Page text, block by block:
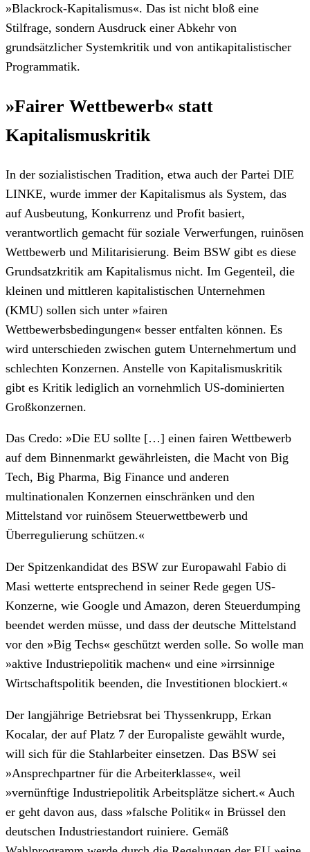
»Blackrock-Kapitalismus«. Das ist nicht bloß eine
Stilfrage, sondern Ausdruck einer Abkehr von
grundsätzlicher Systemkritik und von antikapitalistischer
Programmatik.
»Fairer Wettbewerb« statt
Kapitalismuskritik
In der sozialistischen Tradition, etwa auch der Partei DIE
LINKE, wurde immer der Kapitalismus als System, das
auf Ausbeutung, Konkurrenz und Profit basiert,
verantwortlich gemacht für soziale Verwerfungen, ruinösen
Wettbewerb und Militarisierung. Beim BSW gibt es diese
Grundsatzkritik am Kapitalismus nicht. Im Gegenteil, die
kleinen und mittleren kapitalistischen Unternehmen
(KMU) sollen sich unter »fairen
Wettbewerbsbedingungen« besser entfalten können. Es
wird unterschieden zwischen gutem Unternehmertum und
schlechten Konzernen. Anstelle von Kapitalismuskritik
gibt es Kritik lediglich an vornehmlich US-dominierten
Großkonzernen.
Das Credo: »Die EU sollte […] einen fairen Wettbewerb
auf dem Binnenmarkt gewährleisten, die Macht von Big
Tech, Big Pharma, Big Finance und anderen
multinationalen Konzernen einschränken und den
Mittelstand vor ruinösem Steuerwettbewerb und
Überregulierung schützen.«
Der Spitzenkandidat des BSW zur Europawahl Fabio di
Masi wetterte entsprechend in seiner Rede gegen US-
Konzerne, wie Google und Amazon, deren Steuerdumping
beendet werden müsse, und dass der deutsche Mittelstand
vor den »Big Techs« geschützt werden solle. So wolle man
»aktive Industriepolitik machen« und eine »irrsinnige
Wirtschaftspolitik beenden, die Investitionen blockiert.«
Der langjährige Betriebsrat bei Thyssenkrupp, Erkan
Kocalar, der auf Platz 7 der Europaliste gewählt wurde,
will sich für die Stahlarbeiter einsetzen. Das BSW sei
»Ansprechpartner für die Arbeiterklasse«, weil
»vernünftige Industriepolitik Arbeitsplätze sichert.« Auch
er geht davon aus, dass »falsche Politik« in Brüssel den
deutschen Industriestandort ruiniere. Gemäß